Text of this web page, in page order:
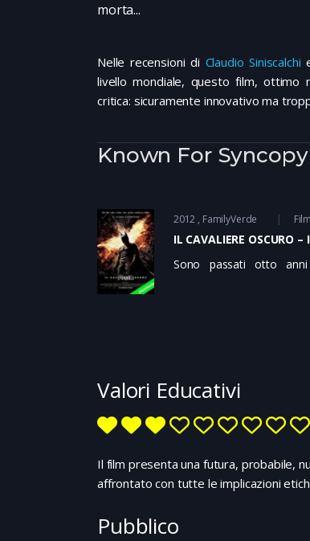
morta...
Nelle recensioni di Claudio Siniscalchi
livello mondiale, questo film, ottimo
critica: sicuramente innovativo ma
Known For Syncopy
2012 FamilyVerde Film
IL CAVALIERE OSCURO –
Sono passati otto
nei panni di Bane,
terrorista anarchico
Tutto comincia con uno
sede della Borsa, ma
Gordon, Bruce decide di
la maschera: si troverà
Valori Educativi
Il film presenta una futura, probabile,
affrontato con tutte le implicazioni
Pubblico